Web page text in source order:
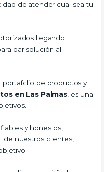
de atender cual sea tu
llegando
dar solución al
portafolio de productos y
en Las Palmas , es una
y honestos,
de nuestros clientes,